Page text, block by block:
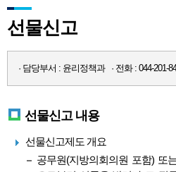
선물신고
· 담당부서 : 윤리정책과 · 전화 : 044-201-
선물신고 내용
선물신고제도 개요
공무원(지방의회의원 포함) 또